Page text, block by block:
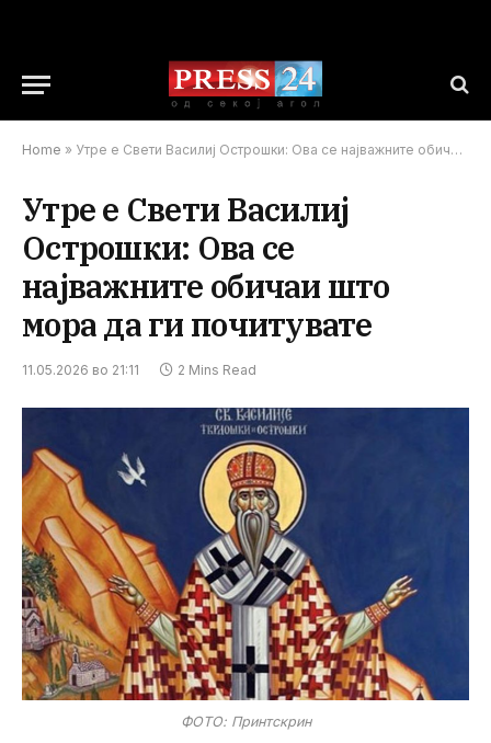
Home » Утре е Свети Василиј Острошки: Ова се најважните обичаи што мора да ги почитувате
Утре е Свети Василиј
Острошки: Ова се
најважните обичаи што
мора да ги почитувате
11.05.2026 во 21:11 2 Mins Read
ФОТО: Принтскрин